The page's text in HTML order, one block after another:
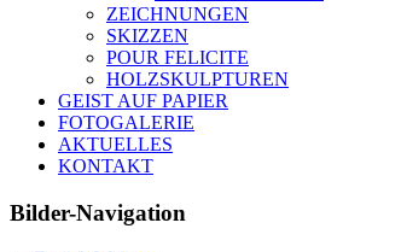
ZEICHNUNGEN
SKIZZEN
POUR FELICITE
HOLZSKULPTUREN
GEIST AUF PAPIER
FOTOGALERIE
AKTUELLES
KONTAKT
Bilder-Navigation